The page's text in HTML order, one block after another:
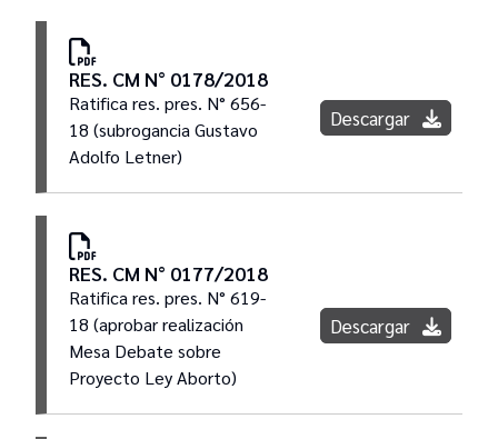
RES. CM N° 0178/2018
Ratifica res. pres. N° 656-
18 (subrogancia Gustavo
Adolfo Letner)
Descargar
RES. CM N° 0177/2018
Ratifica res. pres. N° 619-
18 (aprobar realización
Mesa Debate sobre
Proyecto Ley Aborto)
Descargar